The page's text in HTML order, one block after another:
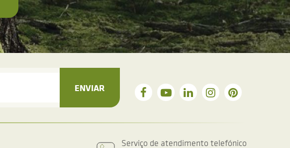
ENVIAR
Serviço de atendimento telefónico